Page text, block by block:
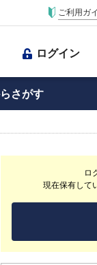
ご利用ガ
ログイン
さがす
ロ
現在保有して